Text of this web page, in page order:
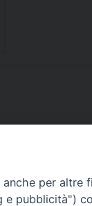
per altre
e pubblicità")